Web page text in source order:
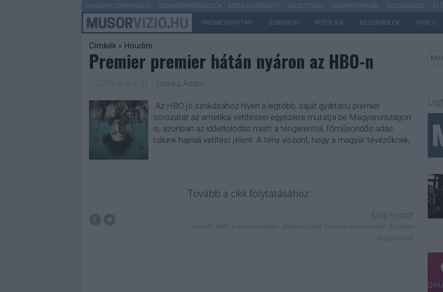
PREMIERNAPTÁR SZINKRON INTERJÚK BESZÁMOLÓK NAPLÓ
A HÓNAP SZINKRONJA SZINKRONRENDEZŐK - INTERJÚSOROZAT NÉZETTSÉG SZINKRONPASIK DESZKAVÍZIÓ
Címkék» Houdini
Premier premier hátán nyáron az HBO-n
2015. május 21. Jasinka Ádám
Az HBO jó szokásához híven a legtöbb, saját gyártású premier
sorozatát az amerikai vetítéssel egyszerre mutatja be Magyarországon
is, azonban az időeltolódás miatt a tengerentúli, főműsoridős adás
nálunk hajnali vetítést jelent. A tény viszont, hogy a magyar tévézőknek,
…
Tovább a cikk folytatásához.
Szólj hozzá!
Houdini HBO A törvény nevében Modern család Londoni rémtörténetek Krízisben
Nagypályások